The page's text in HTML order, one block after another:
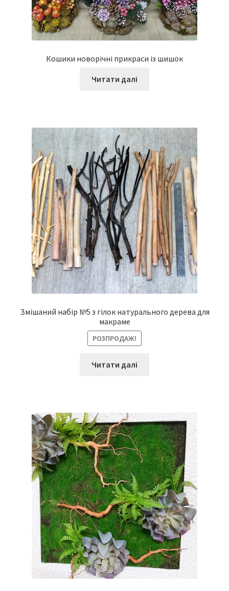
Кошики новорічні прикраси із шишок
Читати далі
Змішаний набір №5 з гілок натурального дерева для
макраме
РОЗПРОДАЖ!
Читати далі